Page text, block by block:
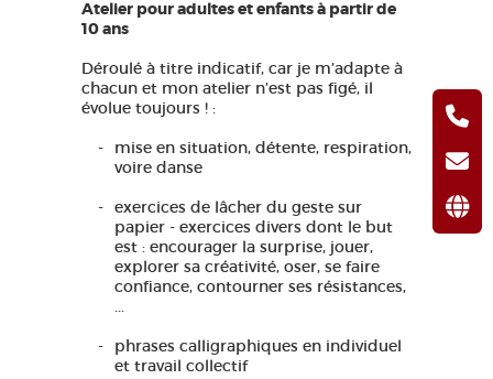
Atelier pour adultes et enfants à partir de
10 ans
Déroulé à titre indicatif, car je m’adapte à
chacun et mon atelier n’est pas figé, il
évolue toujours ! :
mise en situation, détente, respiration,
voire danse
exercices de lâcher du geste sur
papier - exercices divers dont le but
est : encourager la surprise, jouer,
explorer sa créativité, oser, se faire
confiance, contourner ses résistances,
...
phrases calligraphiques en individuel
et travail collectif